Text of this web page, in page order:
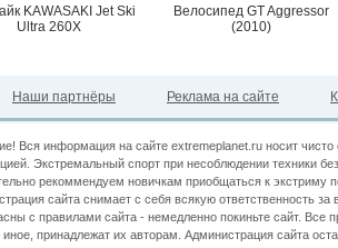
KAWASAKI Jet Ski
Ultra 260X
Велосипед GT Aggressor
(2010)
Наши партнёры Реклама на сайте
Вся информация на сайте extremeplanet.ru носит
Экстремальный спорт при несоблюдении техники
рекоммендуем новичкам приобщаться к экстриму
сайта снимает с себя всякую ответственность
с правилами сайта - немедленно покиньте сайт.
иное, принадлежат их авторам. Администрация сайта